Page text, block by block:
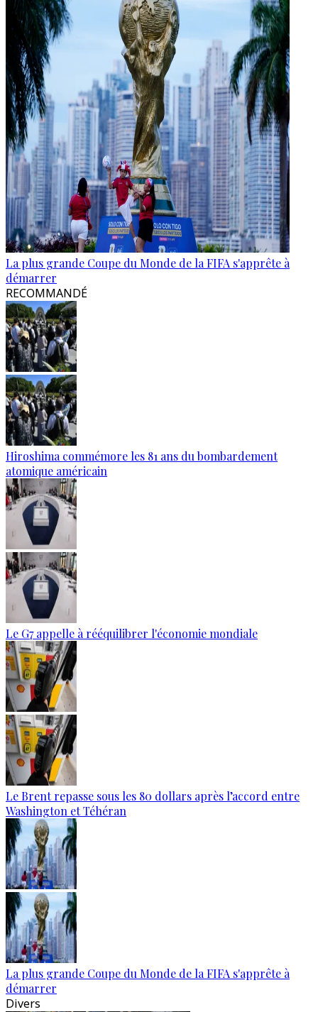
La plus grande Coupe du Monde de la FIFA s'apprête à
démarrer
RECOMMANDÉ
Hiroshima commémore les 81 ans du bombardement
atomique américain
Le G7 appelle à rééquilibrer l'économie mondiale
Le Brent repasse sous les 80 dollars après l’accord entre
Washington et Téhéran
La plus grande Coupe du Monde de la FIFA s'apprête à
démarrer
Divers